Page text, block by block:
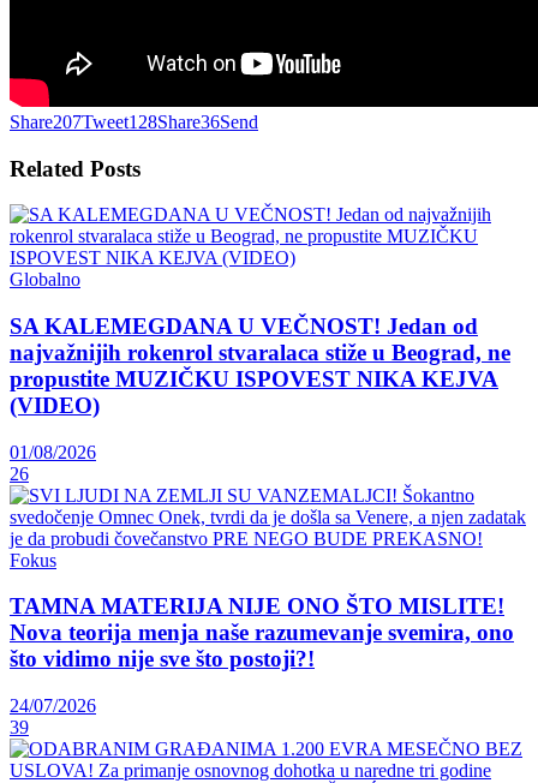
Share207Tweet128Share36Send
Related Posts
Globalno
SA KALEMEGDANA U VEČNOST! Jedan od
najvažnijih rokenrol stvaralaca stiže u Beograd, ne
propustite MUZIČKU ISPOVEST NIKA KEJVA
(VIDEO)
01/08/2026
26
Fokus
TAMNA MATERIJA NIJE ONO ŠTO MISLITE!
Nova teorija menja naše razumevanje svemira, ono
što vidimo nije sve što postoji?!
24/07/2026
39